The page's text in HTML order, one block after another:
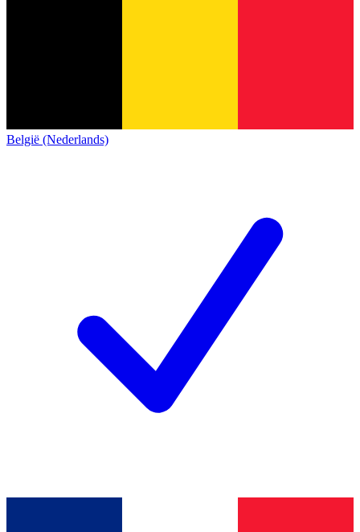
België (Nederlands)